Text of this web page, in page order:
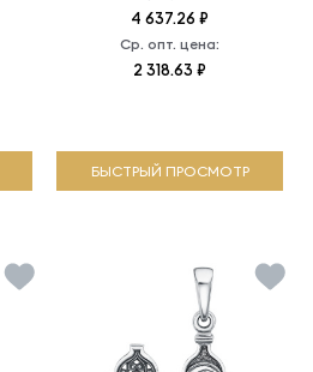
4 637.26 ₽
Ср. опт. цена:
2 318.63 ₽
БЫСТРЫЙ ПРОСМОТР